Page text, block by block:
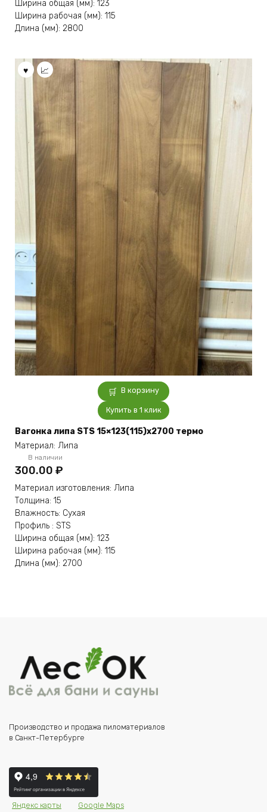
Ширина общая (мм): 123
Ширина рабочая (мм): 115
Длина (мм): 2800
В корзину
Купить в 1 клик
Вагонка липа STS 15×123(115)x2700 термо
Материал: Липа
В наличии
300.00 ₽
Материал изготовления: Липа
Толщина: 15
Влажность: Сухая
Профиль : STS
Ширина общая (мм): 123
Ширина рабочая (мм): 115
Длина (мм): 2700
Производство и продажа пиломатериалов
в Санкт-Петербурге
Яндекс карты Google Maps